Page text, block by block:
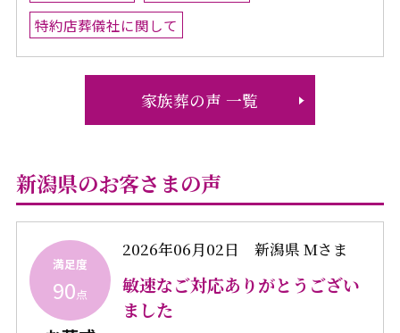
特約店葬儀社に関して
家族葬の声 一覧
新潟県のお客さまの声
満足度
90点
2026年06月02日 新潟県 Mさま
敏速なご対応ありがとうござい
ました